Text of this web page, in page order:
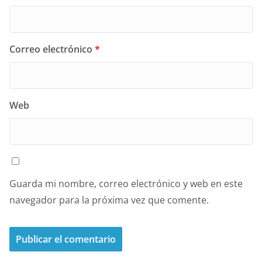
Correo electrónico *
Web
Guarda mi nombre, correo electrónico y web en este
navegador para la próxima vez que comente.